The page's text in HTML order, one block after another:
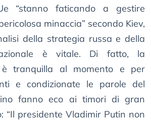
“stanno faticando a gestire
minaccia” secondo Kiev,
della strategia russa e della
è vitale. Di fatto, la
è tranquilla al momento e per
e condizionate le parole del
fanno eco ai timori di gran
“Il presidente Vladimir Putin non